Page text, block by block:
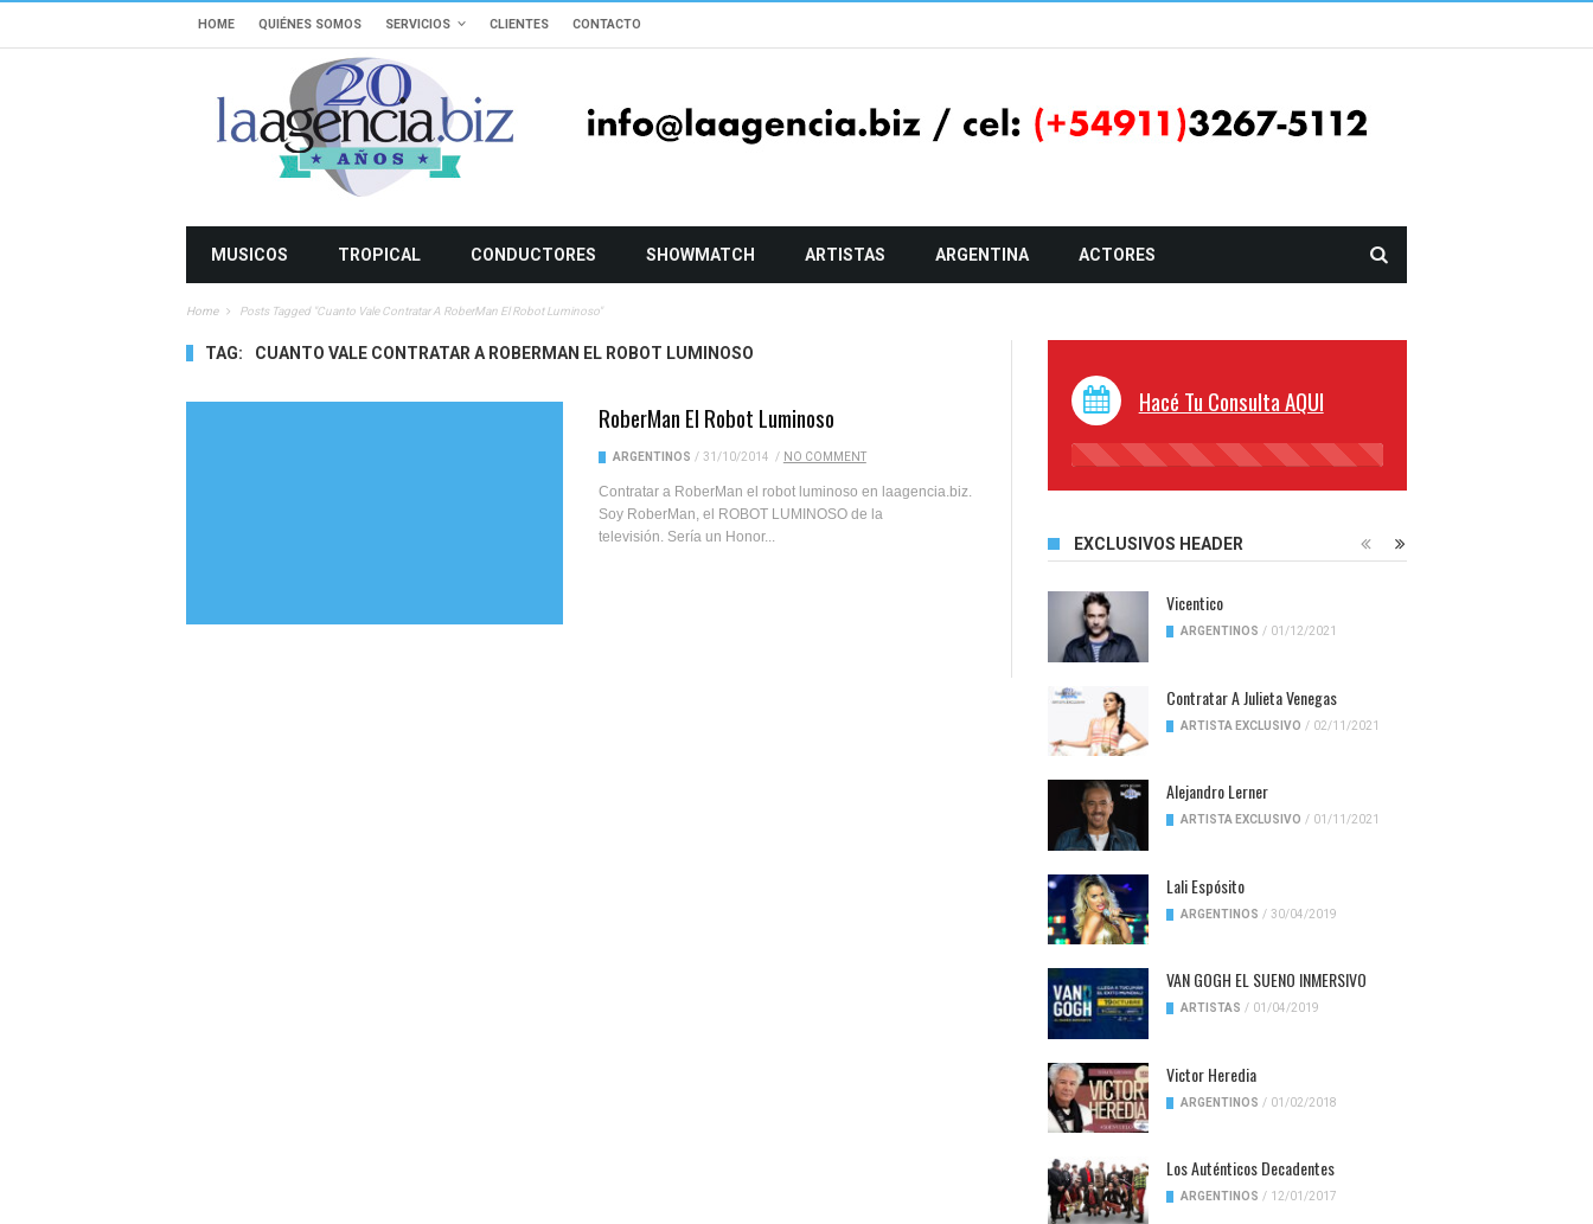
HOME QUIÉNES SOMOS SERVICIOS CLIENTES CONTACTO
MUSICOS TROPICAL CONDUCTORES SHOWMATCH ARTISTAS ARGENTINA ACTORES
Home Posts Tagged "cuanto Vale Contratar A RoberMan El Robot Luminoso"
TAG: CUANTO VALE CONTRATAR A ROBERMAN EL ROBOT LUMINOSO
RoberMan El Robot Luminoso
ARGENTINOS / 31/10/2014 / NO COMMENT
Contratar a RoberMan el robot luminoso en laagencia.biz.
Soy RoberMan, el ROBOT LUMINOSO de la
televisión. Sería un Honor...
Hacé Tu Consulta AQUI
45%
EXCLUSIVOS HEADER
Vicentico
ARGENTINOS / 01/12/2021
Contratar A Julieta Venegas
ARTISTA EXCLUSIVO / 02/11/2021
Alejandro Lerner
ARTISTA EXCLUSIVO / 01/11/2021
Lali Espósito
ARGENTINOS / 30/04/2019
VAN GOGH EL SUENO INMERSIVO
ARTISTAS / 01/04/2019
Victor Heredia
ARGENTINOS / 01/02/2018
Los Auténticos Decadentes
ARGENTINOS / 12/01/2017